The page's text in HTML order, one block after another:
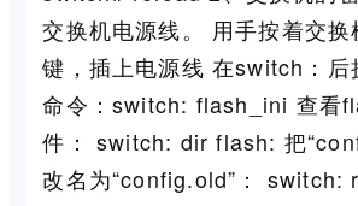
交换机电源线。 用手按着交换
键，插上电源线 在switch：
命令：switch: flash_ini 查看
件： switch: dir flash: 把
改名为“config.old”： switch: